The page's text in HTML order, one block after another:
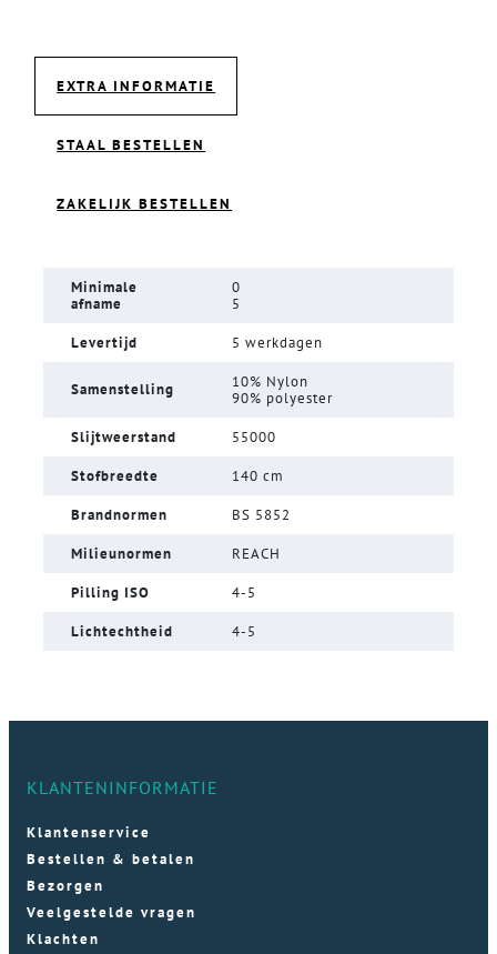
EXTRA INFORMATIE
STAAL BESTELLEN
ZAKELIJK BESTELLEN
Minimale
afname
0
5
Levertijd 5 werkdagen
Samenstelling
10% Nylon
90% polyester
Slijtweerstand 55000
Stofbreedte 140 cm
Brandnormen BS 5852
Milieunormen REACH
Pilling ISO 4-5
Lichtechtheid 4-5
KLANTENINFORMATIE
Klantenservice
Bestellen & betalen
Bezorgen
Veelgestelde vragen
Klachten